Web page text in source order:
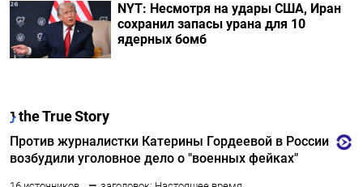
NYT: Несмотря на удары США, Иран
сохранил запасы урана для 10
ядерных бомб